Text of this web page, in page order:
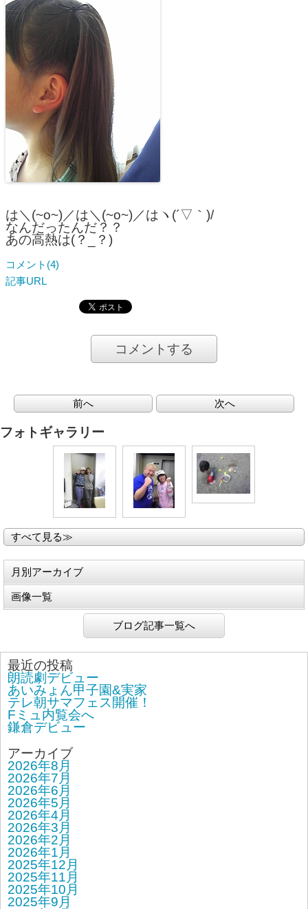
は＼(~o~)／は＼(~o~)／はヽ(´▽｀)/
なんだったんだ？？
あの高熱は(？_？)
コメント(4)
記事URL
コメントする
前へ 次へ
フォトギャラリー
すべて見る≫
月別アーカイブ
画像一覧
ブログ記事一覧へ
最近の投稿
朗読劇デビュー
あいみょん甲子園&実家
テレ朝サマフェス開催！
Fミュ内覧会へ
鎌倉デビュー
アーカイブ
2026年8月
2026年7月
2026年6月
2026年5月
2026年4月
2026年3月
2026年2月
2026年1月
2025年12月
2025年11月
2025年10月
2025年9月